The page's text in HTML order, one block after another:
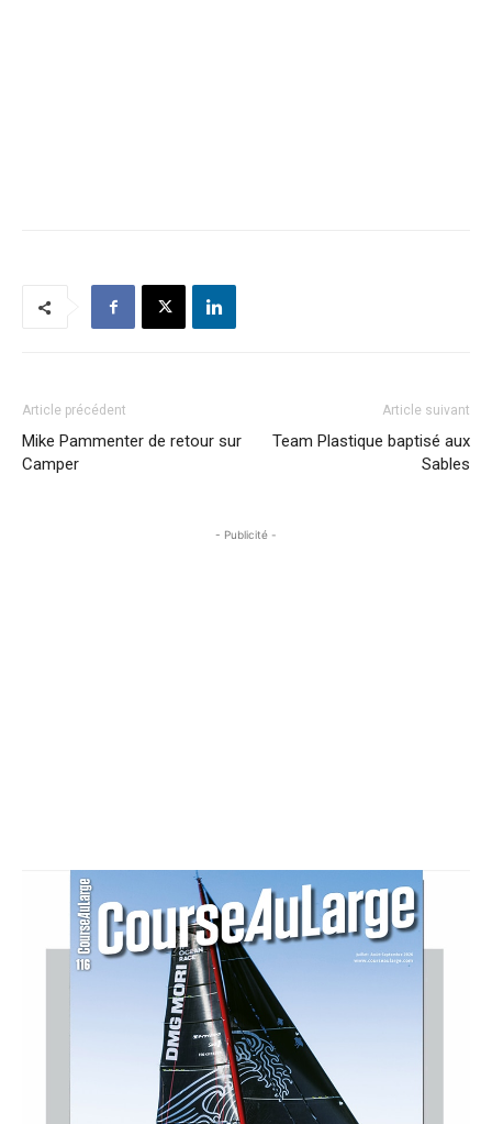
Article précédent
Mike Pammenter de retour sur
Camper
Article suivant
Team Plastique baptisé aux
Sables
- Publicité -